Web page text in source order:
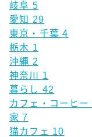
岐阜 5
愛知 29
東京・千葉4
栃木 1
沖縄 2
神奈川 1
暮らし 42
カフェ・コーヒー
家7
猫カフェ 10